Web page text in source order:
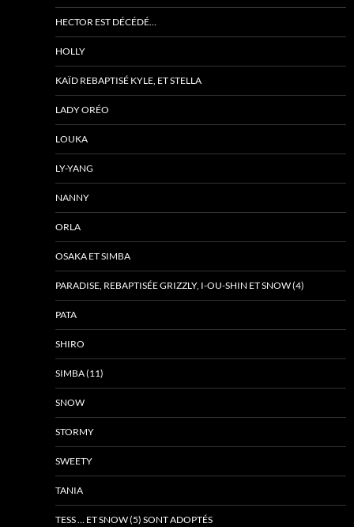
HECTOR EST DÉCÉDÉ…
HOLLY
KAÏD REBAPTISÉ KYLE, ET STELLA
LADY ORÉO
LOUKA
LY-YANG
NANNY
ORLA
OSAKA ET SIMBA
PARADISE, REBAPTISÉE GRIZZLY, I-OU-SHIN ET SNOW (4)
PATA
SHIRO
SIMBA (11)
SNOW
STORMY
SWEETY
TANIA
TESS … ET SNOW (5) SONT ADOPTÉS